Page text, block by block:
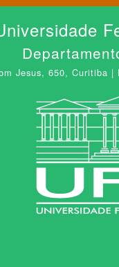
Jesus, 650, Curitiba